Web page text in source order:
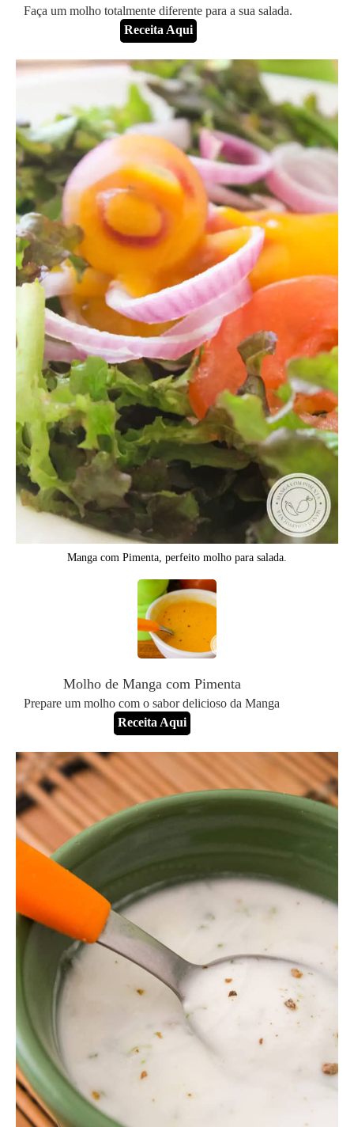
Faça um molho totalmente diferente para a sua salada.
Receita Aqui
Manga com Pimenta, perfeito molho para salada.
Molho de Manga com Pimenta
Prepare um molho com o sabor delicioso da Manga
Receita Aqui